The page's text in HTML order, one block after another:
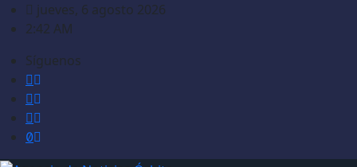
Saltar jueves, 6 agosto 2026
2:42 AM
Síguenos